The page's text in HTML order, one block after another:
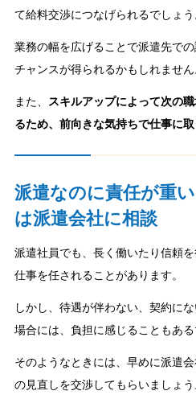
て給料交渉につなげられるでしょう
業務の幅を広げることで派遣先で
チャンスが得られるかもしれません
また、
スキルアップによって次の
るため、前向きな気持ちで仕事に
派遣なのに責任が重
は派遣会社に相談
派遣社員でも、長く働いたり信頼
仕事を任されることがあります。
しかし、待遇が伴わない、契約に
場合には、負担に感じることもある
そのようなときには、早めに派遣
の見直しを交渉してもらいましょ